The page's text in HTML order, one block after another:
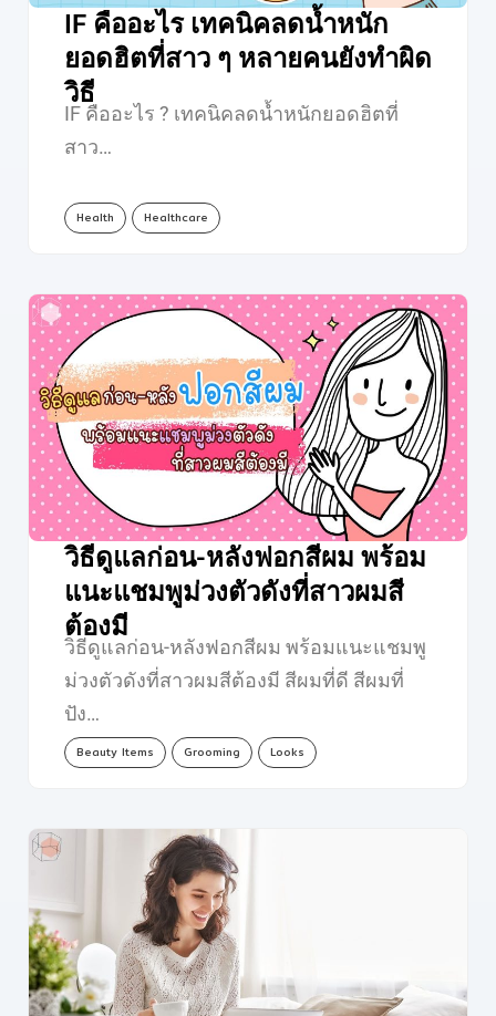
IF คืออะไร เทคนิคลดน้ำหนัก
ยอดฮิตที่สาว ๆ หลายคนยังทำผิด
วิธี
IF คืออะไร ? เทคนิคลดน้ำหนักยอดฮิตที่
สาว…
Health Healthcare
วิธีดูแลก่อน-หลังฟอกสีผม พร้อม
แนะแชมพูม่วงตัวดังที่สาวผมสี
ต้องมี
วิธีดูแลก่อน-หลังฟอกสีผม พร้อมแนะแชมพู
ม่วงตัวดังที่สาวผมสีต้องมี สีผมที่ดี สีผมที่
ปัง…
Beauty Items Grooming Looks